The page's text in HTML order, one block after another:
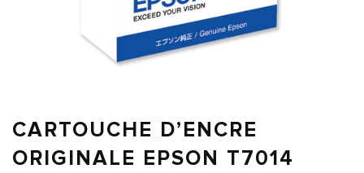
CARTOUCHE D’ENCRE
ORIGINALE EPSON T7014